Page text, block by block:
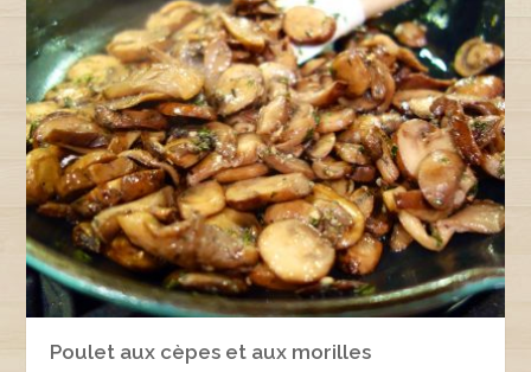
Poulet aux cèpes et aux morilles